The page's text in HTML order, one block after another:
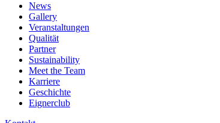
News
Gallery
Veranstaltungen
Qualität
Partner
Sustainability
Meet the Team
Karriere
Geschichte
Eignerclub